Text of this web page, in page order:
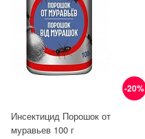
-20%
Инсектицид Порошок от
муравьев 100 г